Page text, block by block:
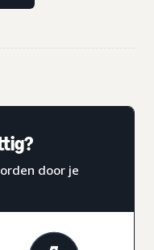
door je